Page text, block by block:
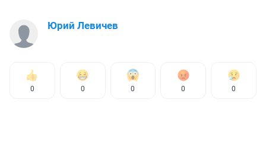
Юрий Левичев
0 0 0 0 0